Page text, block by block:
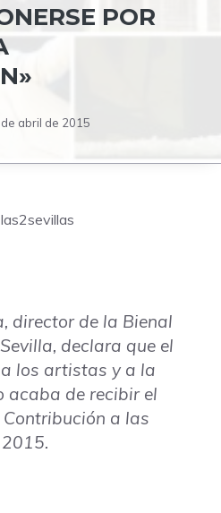
POR
abril de 2015
las2sevillas
director de la Bienal
declara que el
los artistas y a la
acaba de recibir el
a las